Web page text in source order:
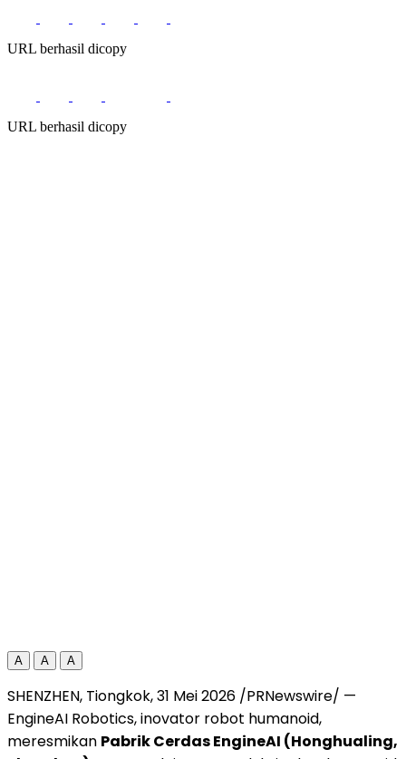
URL berhasil dicopy
URL berhasil dicopy
A A A
SHENZHEN, Tiongkok, 31 Mei 2026 /PRNewswire/ —
EngineAI Robotics, inovator robot humanoid,
meresmikan Pabrik Cerdas EngineAI (Honghualing,